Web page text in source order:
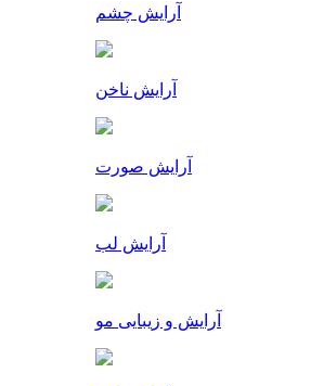
آرایش چشم
آرایش ناخن
آرایش صورت
آرایش لب
آرایش و زیبایی مو